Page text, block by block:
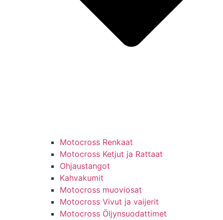
Motocross Renkaat
Motocross Ketjut ja Rattaat
Ohjaustangot
Kahvakumit
Motocross muoviosat
Motocross Vivut ja vaijerit
Motocross Öljynsuodattimet